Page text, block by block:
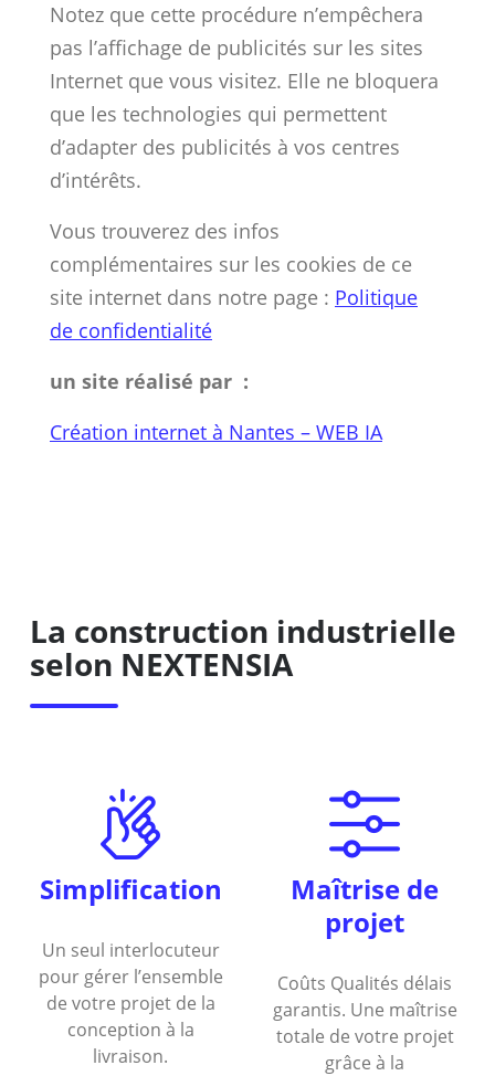
Notez que cette procédure n’empêchera
pas l’affichage de publicités sur les sites
Internet que vous visitez. Elle ne bloquera
que les technologies qui permettent
d’adapter des publicités à vos centres
d’intérêts.
Vous trouverez des infos
complémentaires sur les cookies de ce
site internet dans notre page : Politique
de confidentialité
un site réalisé par :
Création internet à Nantes – WEB IA
La construction industrielle
selon NEXTENSIA
Simplification
Un seul interlocuteur
pour gérer l’ensemble
de votre projet de la
conception à la
livraison.
Maîtrise de
projet
Coûts Qualités délais
garantis. Une maîtrise
totale de votre projet
grâce à la